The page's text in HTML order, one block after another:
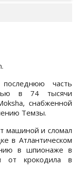
часть
в 74 тысячи
снабженной
Темзы.
машиной и сломал
в Атлантическом
в шпионаже в
от крокодила в